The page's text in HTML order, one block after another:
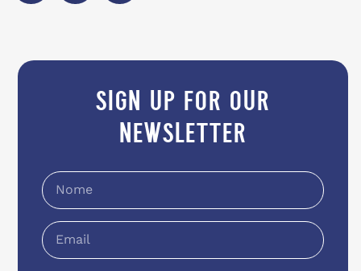
sign up for our
newsletter